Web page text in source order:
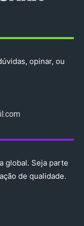
opinar, ou
global. Seja parte
de qualidade.